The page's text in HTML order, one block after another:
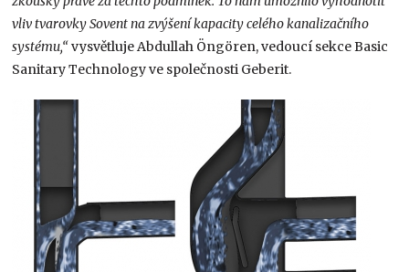
vliv tvarovky Sovent na zvýšení kapacity celého kanalizačního
systému,“vysvětluje Abdullah Öngören, vedoucí sekce Basic
Sanitary Technology ve společnosti Geberit.